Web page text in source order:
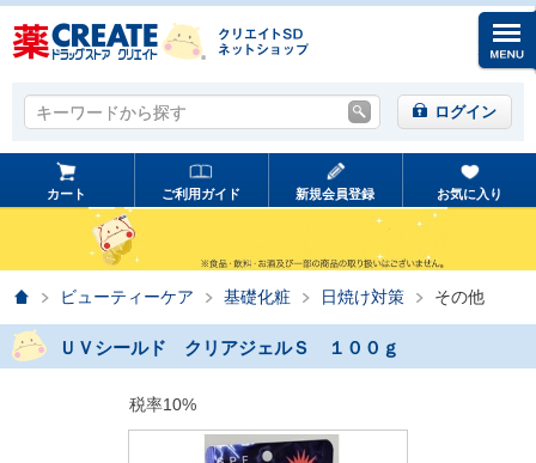
キーワードから探す
キーワードから探す ログイン
カート ご利用ガイド 新規会員登録 お気に入り
ホームビューティーケア 基礎化粧 日焼け対策 その他
ＵＶシールド クリアジェルＳ １００ｇ
税率10%